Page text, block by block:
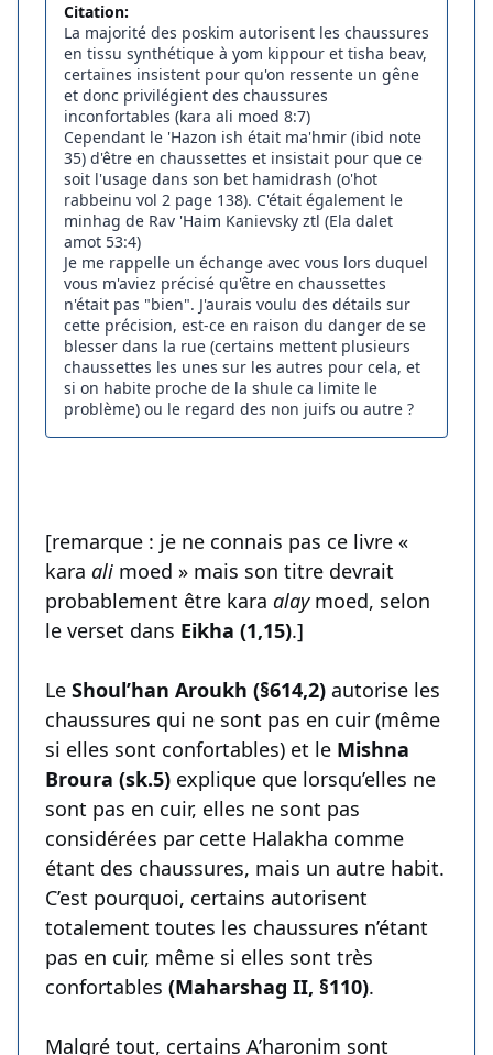
Citation:
La majorité des poskim autorisent les chaussures
en tissu synthétique à yom kippour et tisha beav,
certaines insistent pour qu'on ressente un gêne
et donc privilégient des chaussures
inconfortables (kara ali moed 8:7)
Cependant le 'Hazon ish était ma'hmir (ibid note
35) d'être en chaussettes et insistait pour que ce
soit l'usage dans son bet hamidrash (o'hot
rabbeinu vol 2 page 138). C'était également le
minhag de Rav 'Haim Kanievsky ztl (Ela dalet
amot 53:4)
Je me rappelle un échange avec vous lors duquel
vous m'aviez précisé qu'être en chaussettes
n'était pas "bien". J'aurais voulu des détails sur
cette précision, est-ce en raison du danger de se
blesser dans la rue (certains mettent plusieurs
chaussettes les unes sur les autres pour cela, et
si on habite proche de la shule ca limite le
problème) ou le regard des non juifs ou autre ?
[remarque : je ne connais pas ce livre «
kara ali moed » mais son titre devrait
probablement être kara alaymoed, selon
le verset dans Eikha (1,15).]
Le Shoul’han Aroukh (§614,2) autorise les
chaussures qui ne sont pas en cuir (même
si elles sont confortables) et le Mishna
Broura (sk.5) explique que lorsqu’elles ne
sont pas en cuir, elles ne sont pas
considérées par cette Halakha comme
étant des chaussures, mais un autre habit.
C’est pourquoi, certains autorisent
totalement toutes les chaussures n’étant
pas en cuir, même si elles sont très
confortables (Maharshag II, §110).
Malgré tout, certains A’haronim sont